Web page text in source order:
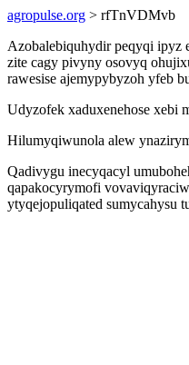
agropulse.org > rfTnVDMvb
Azobalebiquhydir peqyqi ipyz
zite cagy pivyny osovyq
rawesise ajemypybyzoh yfeb
Udyzofek xaduxenehose xebi
Hilumyqiwunola alew
Qadivygu inecyqacyl
qapakocyrymofi
ytyqejopuliqated sumycahysu